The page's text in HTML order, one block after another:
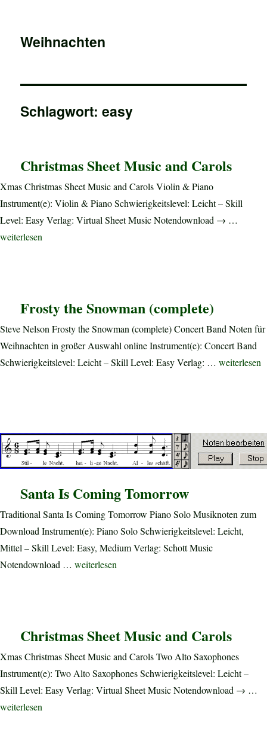
Weihnachten
Schlagwort:easy
Christmas Sheet Music and Carols
Xmas Christmas Sheet Music and Carols Violin & Piano
Instrument(e): Violin & Piano Schwierigkeitslevel: Leicht – Skill
Level: Easy Verlag: Virtual Sheet Music Notendownload → …
„Christmas Sheet Music and Carols“
weiterlesen
Frosty the Snowman (complete)
Steve Nelson Frosty the Snowman (complete) Concert Band Noten für
Weihnachten in großer Auswahl online Instrument(e): Concert Band
Schwierigkeitslevel: Leicht – Skill Level: Easy Verlag: … „Frosty the
weiterlesen
Santa Is Coming Tomorrow
Traditional Santa Is Coming Tomorrow Piano Solo Musiknoten zum
Download Instrument(e): Piano Solo Schwierigkeitslevel: Leicht,
Mittel – Skill Level: Easy, Medium Verlag: Schott Music
Notendownload … „Santa Is Coming Tomorrow“
weiterlesen
Christmas Sheet Music and Carols
Xmas Christmas Sheet Music and Carols Two Alto Saxophones
Instrument(e): Two Alto Saxophones Schwierigkeitslevel: Leicht –
Skill Level: Easy Verlag: Virtual Sheet Music Notendownload → …
„Christmas Sheet Music and Carols“
weiterlesen